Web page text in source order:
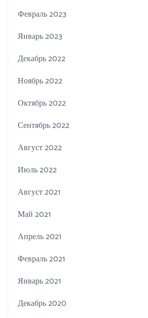
Февраль 2023
Январь 2023
Декабрь 2022
Ноябрь 2022
Октябрь 2022
Сентябрь 2022
Август 2022
Июль 2022
Август 2021
Май 2021
Апрель 2021
Февраль 2021
Январь 2021
Декабрь 2020